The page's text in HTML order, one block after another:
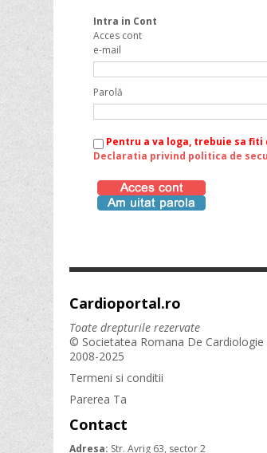
Intra in Cont
Acces cont
e-mail
Parolă
Pentru a va loga, trebuie sa fiti
Declaratia privind politica de
Cardioportal.ro
Toate drepturile rezervate
© Societatea Romana De Cardiologie
2008-2025
Termeni si conditii
Parerea Ta
Contact
Adresa: Str. Avrig 63, sector 2